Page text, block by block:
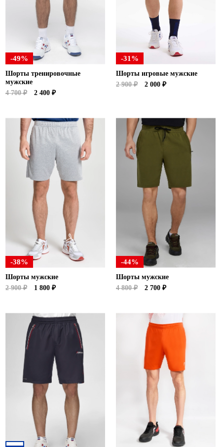
-49%
Шорты тренировочные
мужские
4 700 ₽
2 400 ₽
-31%
Шорты игровые мужские
2 900 ₽
2 000 ₽
-38%
Шорты мужские
2 900 ₽
1 800 ₽
-44%
Шорты мужские
4 800 ₽
2 700 ₽